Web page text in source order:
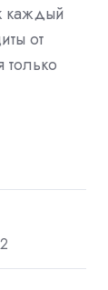
каждый
от
только